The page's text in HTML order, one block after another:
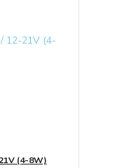
(4-8W)